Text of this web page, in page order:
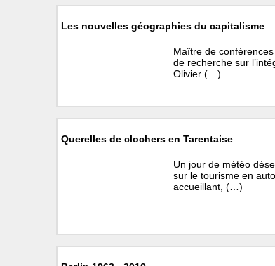
Les nouvelles géographies du capitalisme
Maître de
de recherche sur
Olivier (…)
Querelles de clochers en Tarentaise
Un jour de météo
sur le tourisme en
accueillant, (…)